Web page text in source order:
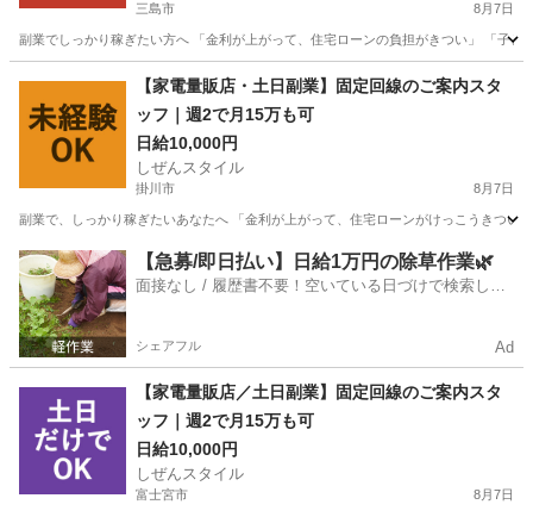
三島市 8月7日
副業でしっかり稼ぎたい方へ 「金利が上がって、住宅ローンの負担がきつい」 「子
家電量販店 スタッフ
【家電量販店・土日副業】固定回線のご案内スタ
ッフ｜週2で月15万も可
日給10,000円
しぜんスタイル
掛川市 8月7日
副業で、しっかり稼ぎたいあなたへ 「金利が上がって、住宅ローンがけっこうきつ
静岡 掛川市 家電量販店 ネット
【急募/即日払い】日給1万円の除草作業🌿
面接なし / 履歴書不要！空いている日づけで検索して
シェアフル Ad
【家電量販店／土日副業】固定回線のご案内スタ
ッフ｜週2で月15万も可
日給10,000円
しぜんスタイル
富士宮市 8月7日